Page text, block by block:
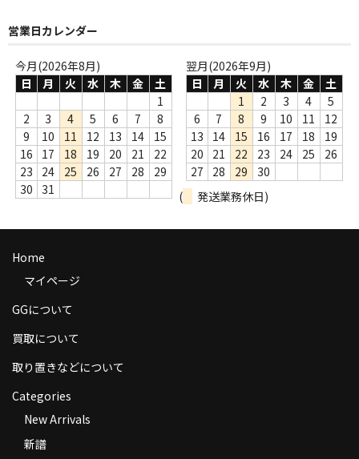
お支払い方法
コンディション
Privacy Policy
特定商取引法に基づく表示
Contact
営業日カレンダー
今月(2026年8月)
日
月 火 水 木 金
土
1
2
3 4 5 6 7
8
9
10 11 12 13 14
15
16
17 18 19 20 21
22
23
24 25 26 27 28
29
30
31
翌月(2026年9月)
日
月 火 水 木 金
土
1
2 3 4
5
6
7 8 9 10 11
12
13
14 15 16 17 18
19
20
21 22 23 24 25
26
27
28 29
30
(
発送業務休日)
Home
マイページ
GGについて
買取について
取り置きなどについて
Categories
New Arrivals
新譜